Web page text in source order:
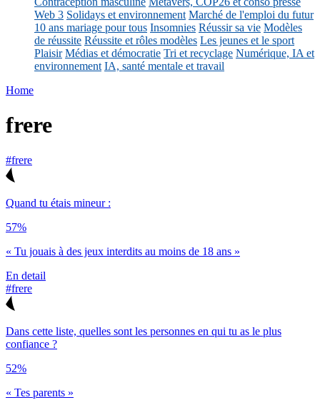
Web 3 Solidays et environnement Marché de l'emploi du futur
10 ans mariage pour tous Insomnies Réussir sa vie Modèles
de réussite Réussite et rôles modèles Les jeunes et le sport
Plaisir Médias et démocratie Tri et recyclage Numérique, IA et
environnement IA, santé mentale et travail
Home
frere
#frere
Quand tu étais mineur :
57%
« Tu jouais à des jeux interdits au moins de 18 ans »
En detail
#frere
Dans cette liste, quelles sont les personnes en qui tu as le plus
confiance ?
52%
« Tes parents »